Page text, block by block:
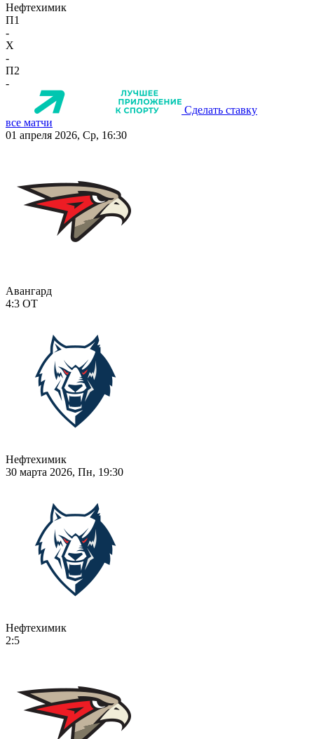
Нефтехимик
П1
-
X
-
П2
-
Сделать ставку
все матчи
01 апреля 2026, Ср, 16:30
Авангард
4:3 ОТ
Нефтехимик
30 марта 2026, Пн, 19:30
Нефтехимик
2:5